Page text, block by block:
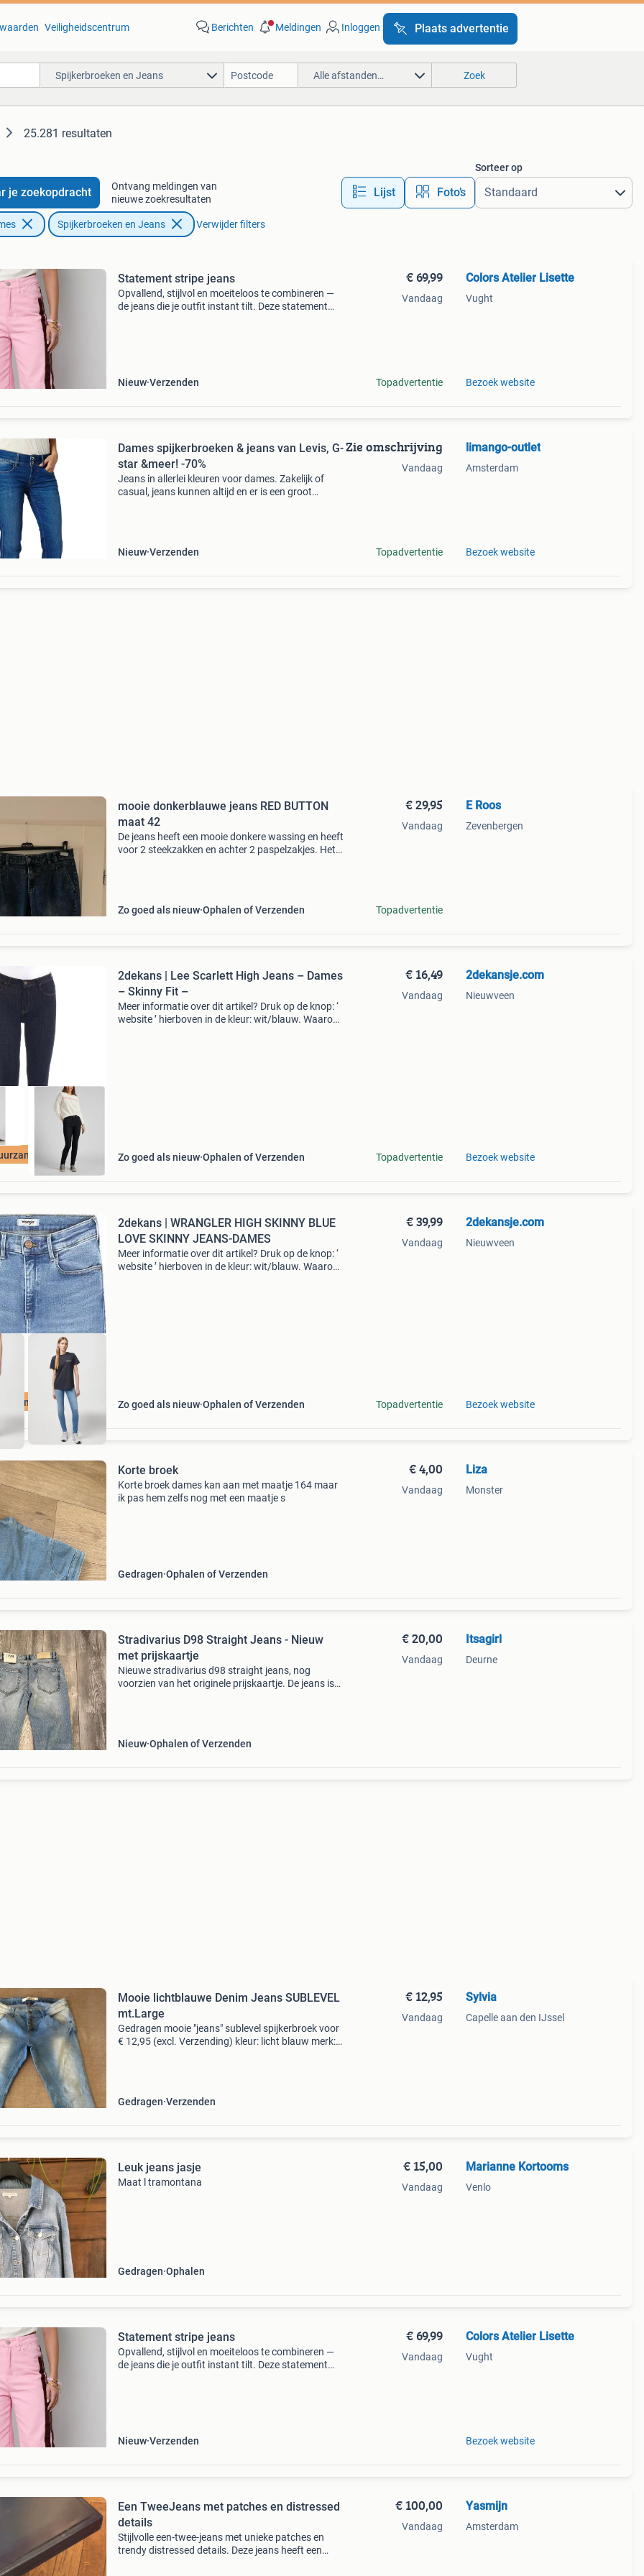
Veiligheidscentrum Berichten Meldingen Inloggen Plaats advertentie
Spijkerbroeken en Jeans Alle afstanden… Zoek
25.281 resultaten
je zoekopdracht
Ontvang meldingen van
nieuwe zoekresultaten
Lijst Foto’s
Sorteer op
Spijkerbroeken en Jeans Verwijder filters
Statement stripe jeans
Opvallend, stijlvol en moeiteloos te combineren —
de jeans die je outfit instant tilt. Deze statement
Nieuw Verzenden
€ 69,99
Vandaag
Topadvertentie
Colors Atelier Lisette
Vught
Bezoek website
Dames spijkerbroeken & jeans van Levis, G-
star &meer! -70%
Jeans in allerlei kleuren voor dames. Zakelijk of
casual, jeans kunnen altijd en er is een groot
Nieuw Verzenden
Zie omschrijving
Vandaag
Topadvertentie
limango-outlet
Amsterdam
Bezoek website
mooie donkerblauwe jeans RED BUTTON
maat 42
De jeans heeft een mooie donkere wassing en heeft
voor 2 steekzakken en achter 2 paspelzakjes. Het
Zo goed als nieuw Ophalen of Verzenden
€ 29,95
Vandaag
Topadvertentie
E Roos
Zevenbergen
Deal
2dekans | Lee Scarlett High Jeans – Dames
– Skinny Fit –
Meer informatie over dit artikel? Druk op de knop: ‘
website ’ hierboven in de kleur: wit/blauw. Waarom
Zo goed als nieuw Ophalen of Verzenden
€ 16,49
Vandaag
Topadvertentie
2dekansje.com
Nieuwveen
Bezoek website
Deal
2dekans | WRANGLER HIGH SKINNY BLUE
LOVE SKINNY JEANS-DAMES
Meer informatie over dit artikel? Druk op de knop: ‘
website ’ hierboven in de kleur: wit/blauw. Waarom
Zo goed als nieuw Ophalen of Verzenden
€ 39,99
Vandaag
Topadvertentie
2dekansje.com
Nieuwveen
Bezoek website
Korte broek
Korte broek dames kan aan met maatje 164 maar
ik pas hem zelfs nog met een maatje s
Gedragen Ophalen of Verzenden
€ 4,00
Vandaag
Liza
Monster
Stradivarius D98 Straight Jeans - Nieuw
met prijskaartje
Nieuwe stradivarius d98 straight jeans, nog
voorzien van het originele prijskaartje. De jeans is
Nieuw Ophalen of Verzenden
€ 20,00
Vandaag
Itsagirl
Deurne
Mooie lichtblauwe Denim Jeans SUBLEVEL
mt.Large
Gedragen mooie "jeans" sublevel spijkerbroek voor
€ 12,95 (excl. Verzending) kleur: licht blauw merk:
Gedragen Verzenden
€ 12,95
Vandaag
Sylvia
Capelle aan den IJssel
Leuk jeans jasje
Maat l tramontana
Gedragen Ophalen
€ 15,00
Vandaag
Marianne Kortooms
Venlo
Statement stripe jeans
Opvallend, stijlvol en moeiteloos te combineren —
de jeans die je outfit instant tilt. Deze statement
Nieuw Verzenden
€ 69,99
Vandaag
Colors Atelier Lisette
Vught
Bezoek website
Een TweeJeans met patches en distressed
details
Stijlvolle een-twee-jeans met unieke patches en
trendy distressed details. Deze jeans heeft een
€ 100,00
Vandaag
Yasmijn
Amsterdam